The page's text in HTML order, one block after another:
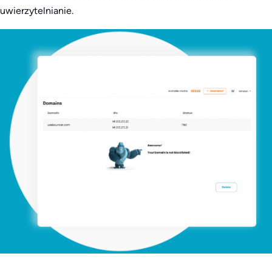
uwierzytelnianie.